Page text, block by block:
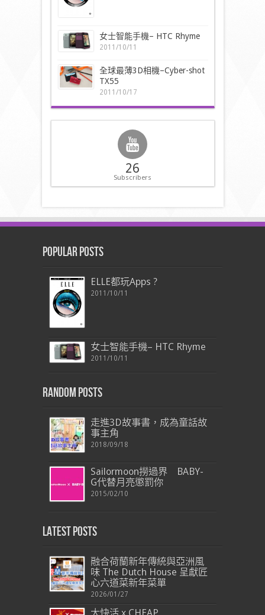
女士智能手機– HTC Rhyme
2011/10/11
全球最薄3D相機–Cyber-shot
TX55
2011/10/17
26
Subscribers
Popular Posts
ELLE都玩Apps ?
2011/10/11
女士智能手機– HTC Rhyme
2011/10/11
Random Posts
走進3D故事書，成為童話故
事主角
2018/09/18
Sailormoon撈過界 BABY-
G代替月亮懲罰你
2015/02/10
Latest Posts
融合荷蘭新年傳統與亞洲風
味 The Dutch House 呈獻匠
心六道菜新年菜單
2026/01/27